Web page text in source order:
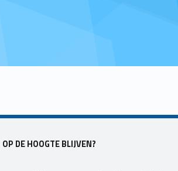
OP DE HOOGTE BLIJVEN?